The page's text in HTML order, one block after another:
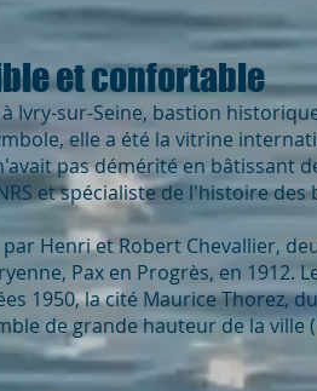
et confortable
Ivry-sur-Seine, bastion
elle a été la vitrine
pas démérité en bâtissant
et spécialiste de l'histoire
Henri et Robert Chevallier,
Pax en Progrès, en 1912.
1950, la cité Maurice Thorez,
de grande hauteur de la ville